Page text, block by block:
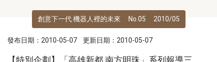
創意下一代 機器人裡的未來 No.05 2010/05
發布日期：2010-05-07 更新日期：2010-05-07
【特別企劃】「高雄新都 南方明珠」系列報導三